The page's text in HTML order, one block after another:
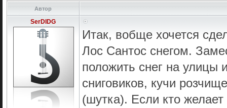
Автор
SerDIDG
Итак, вобще хочется
Лос Сантос снегом.
положить снег на улицы
сниговиков, кучи
(шутка). Если кто